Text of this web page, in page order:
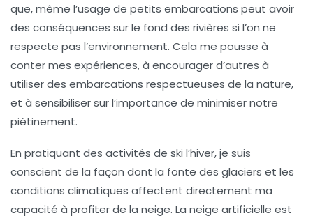
que, même l’usage de petits embarcations peut avoir
des conséquences sur le fond des rivières si l’on ne
respecte pas l’environnement. Cela me pousse à
conter mes expériences, à encourager d’autres à
utiliser des embarcations respectueuses de la nature,
et à sensibiliser sur l’importance de minimiser notre
piétinement.
En pratiquant des activités de ski l’hiver, je suis
conscient de la façon dont la fonte des glaciers et les
conditions climatiques affectent directement ma
capacité à profiter de la neige. La neige artificielle est